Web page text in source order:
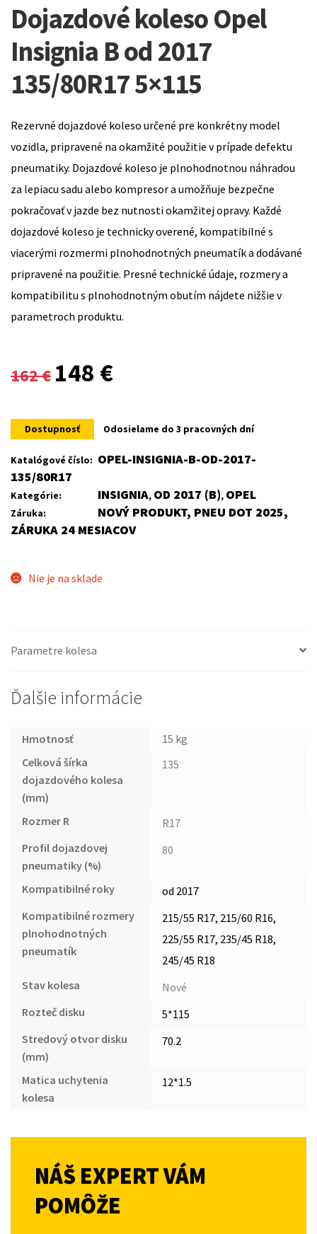
Dojazdové koleso Opel
Insignia B od 2017
135/80R17 5×115
Rezervné dojazdové koleso určené pre konkrétny model
vozidla, pripravené na okamžité použitie v prípade defektu
pneumatiky. Dojazdové koleso je plnohodnotnou náhradou
za lepiacu sadu alebo kompresor a umožňuje bezpečne
pokračovať v jazde bez nutnosti okamžitej opravy. Každé
dojazdové koleso je technicky overené, kompatibilné s
viacerými rozmermi plnohodnotných pneumatík a dodávané
pripravené na použitie. Presné technické údaje, rozmery a
kompatibilitu s plnohodnotným obutím nájdete nižšie v
parametroch produktu.
162€
Original
was:
162 €.
148 €
is:
148 €.
Dostupnosť Odosielame do 3 pracovných dní
Katalógové číslo: OPEL-INSIGNIA-B-OD-2017-
135/80R17
Kategórie: INSIGNIA, OD 2017 (B), OPEL
Záruka:
NOVÝ PRODUKT, PNEU DOT 2025,
ZÁRUKA 24 MESIACOV
Nie je na sklade
Parametre kolesa
Ďalšie informácie
Hmotnosť
15 kg
Celková šírka
dojazdového kolesa
(mm)
135
Rozmer R
R17
Profil dojazdovej
pneumatiky (%)
80
Kompatibilné roky
od 2017
Kompatibilné rozmery
plnohodnotných
pneumatík
215/55 R17, 215/60 R16,
225/55 R17, 235/45 R18,
245/45 R18
Stav kolesa
Nové
Rozteč disku
5*115
Stredový otvor disku
(mm)
70.2
Matica uchytenia
kolesa
12*1.5
NÁŠ EXPERT VÁM
POMÔŽE